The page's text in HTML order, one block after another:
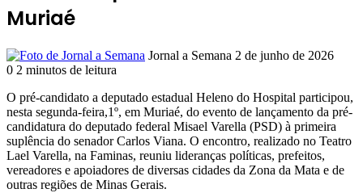
Muriaé
Jornal a Semana Mande
mail
2 de junho de 2026
0 2 minutos de leitura
O pré-candidato a deputado estadual Heleno do Hospital participou,
nesta segunda-feira,1º, em Muriaé, do evento de lançamento da pré-
candidatura do deputado federal Misael Varella (PSD) à primeira
suplência do senador Carlos Viana. O encontro, realizado no Teatro
Lael Varella, na Faminas, reuniu lideranças políticas, prefeitos,
vereadores e apoiadores de diversas cidades da Zona da Mata e de
outras regiões de Minas Gerais.